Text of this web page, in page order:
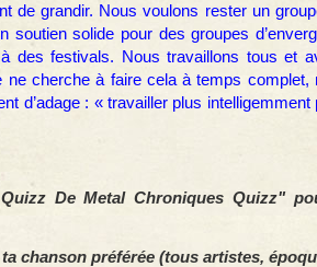
de grandir. Nous voulons rester un
soutien solide pour des groupes
des festivals. Nous travaillons tous et
ne cherche à faire cela à temps complet,
d’adage : « travailler plus
De Metal Chroniques Quizz"
ta chanson préférée (tous artistes,